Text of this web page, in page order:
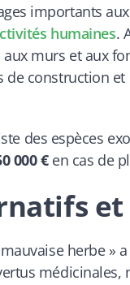
importants
humaines.
aux murs et aux
construction et
des espèces
000 €en cas de
herbe »